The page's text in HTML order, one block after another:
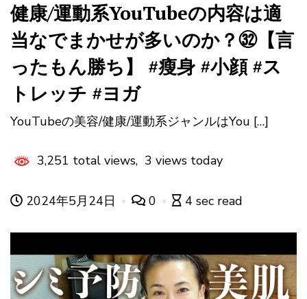
健康/運動系YouTubeの内容は適
当なでまかせが多いのか？㉜【言
ったもん勝ち】 #瘦身 #小顔 #ス
トレッチ #ヨガ
YouTubeの美容/健康/運動系ジャンルはYou […]
3,251 total views, 3 views today
2024年5月24日 0 4 sec read